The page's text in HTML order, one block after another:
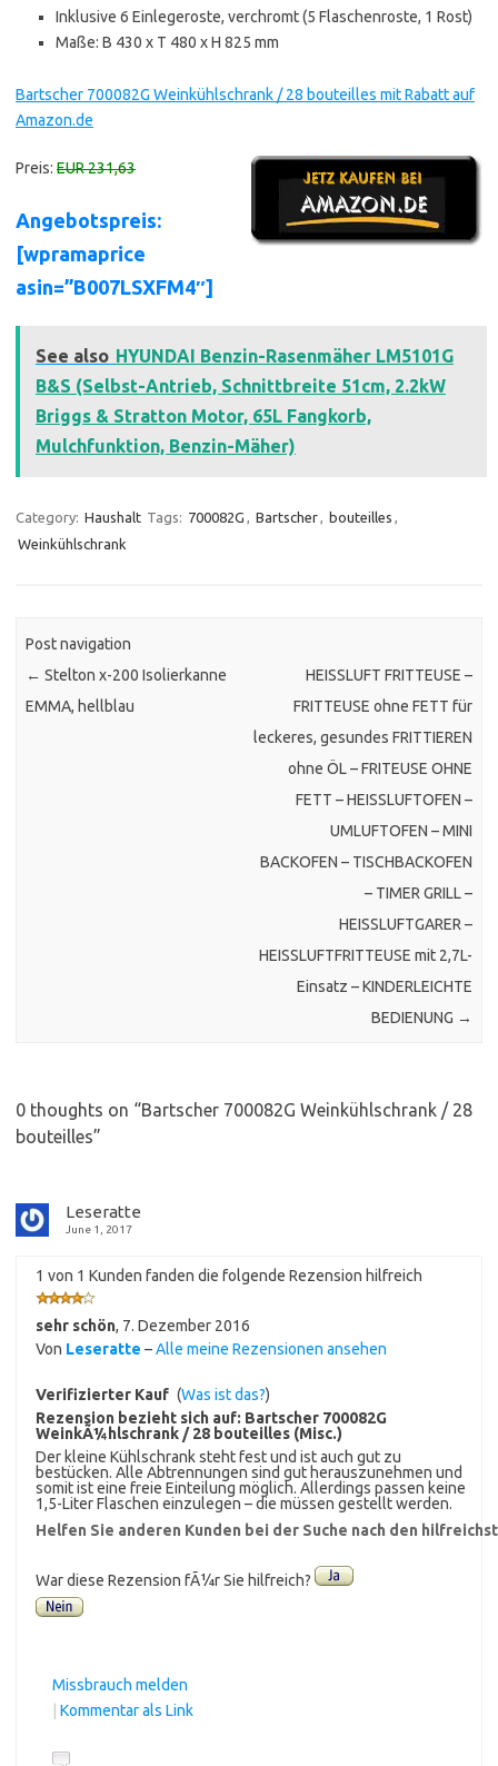
Inklusive 6 Einlegeroste, verchromt (5 Flaschenroste, 1 Rost)
Maße: B 430 x T 480 x H 825 mm
Bartscher 700082G Weinkühlschrank / 28 bouteilles mit Rabatt auf
Amazon.de
Preis: EUR 231,63
Angebotspreis:
[wpramaprice
asin=”B007LSXFM4″]
See also HYUNDAI Benzin-Rasenmäher LM5101G
B&S (Selbst-Antrieb, Schnittbreite 51cm, 2.2kW
Briggs & Stratton Motor, 65L Fangkorb,
Mulchfunktion, Benzin-Mäher)
Category: Haushalt Tags: 700082G , Bartscher, bouteilles ,
Weinkühlschrank
Post navigation
← Stelton x-200 Isolierkanne
EMMA, hellblau
HEISSLUFT FRITTEUSE –
FRITTEUSE ohne FETT für
leckeres, gesundes FRITTIEREN
ohne ÖL – FRITEUSE OHNE
FETT – HEISSLUFTOFEN –
UMLUFTOFEN – MINI
BACKOFEN – TISCHBACKOFEN
– TIMER GRILL –
HEISSLUFTGARER –
HEISSLUFTFRITTEUSE mit 2,7L-
Einsatz – KINDERLEICHTE
BEDIENUNG →
0 thoughts on “Bartscher 700082G Weinkühlschrank / 28
bouteilles”
Leseratte
June 1, 2017
1 von 1 Kunden fanden die folgende Rezension hilfreich
sehr schön, 7. Dezember 2016
Von Leseratte –Alle meine Rezensionen ansehen
Verifizierter Kauf (Was ist das?)
Rezension bezieht sich auf: Bartscher 700082G
WeinkÃ¼hlschrank / 28 bouteilles (Misc.)
Der kleine Kühlschrank steht fest und ist auch gut zu
bestücken. Alle Abtrennungen sind gut herauszunehmen und
somit ist eine freie Einteilung möglich. Allerdings passen keine
1,5-Liter Flaschen einzulegen – die müssen gestellt werden.
Helfen Sie anderen Kunden bei der Suche nach den
War diese Rezension fÃ¼r Sie hilfreich?
Missbrauch melden
Kommentar als Link